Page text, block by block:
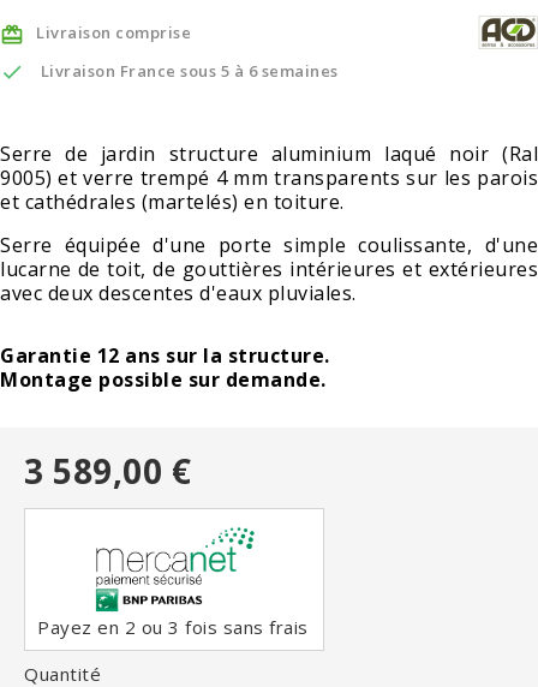
 Livraison comprise
 Livraison France sous 5 à 6 semaines
Serre de jardin structure aluminium laqué noir (Ral
9005) et verre trempé 4 mm transparents sur les parois
et cathédrales (martelés) en toiture.
Serre équipée d'une porte simple coulissante, d'une
lucarne de toit, de gouttières intérieures et extérieures
avec deux descentes d'eaux pluviales.
Garantie 12 ans sur la structure.
Montage possible sur demande.
3 589,00 €
Payez en 2 ou 3 fois sans frais
Quantité